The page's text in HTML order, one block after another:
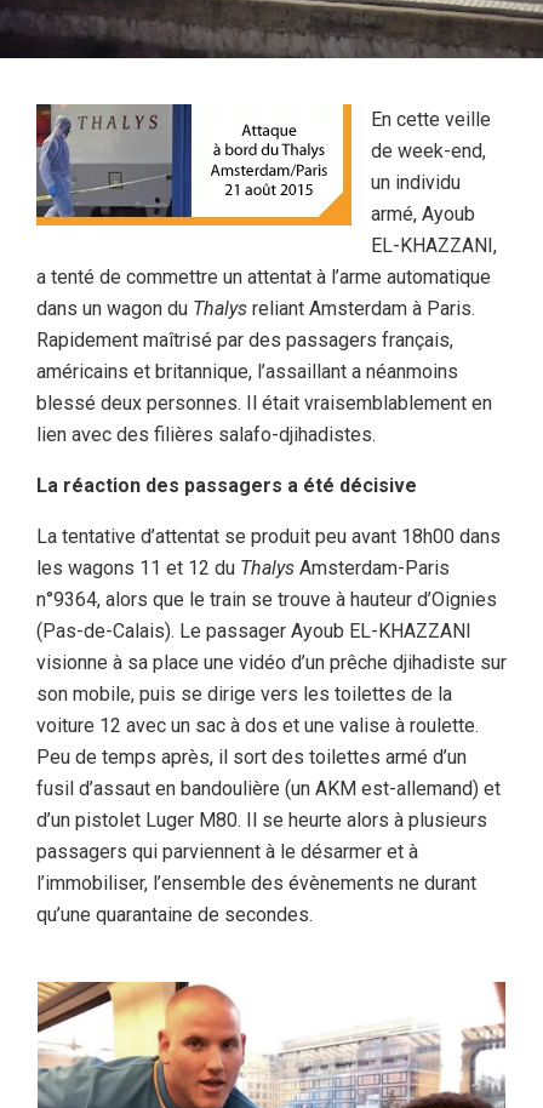
En cette veille
de week-end,
un individu
armé, Ayoub
EL-KHAZZANI,
a tenté de commettre un attentat à l’arme automatique
dans un wagon du Thalys reliant Amsterdam à Paris.
Rapidement maîtrisé par des passagers français,
américains et britannique, l’assaillant a néanmoins
blessé deux personnes. Il était vraisemblablement en
lien avec des filières salafo-djihadistes.
La réaction des passagers a été décisive
La tentative d’attentat se produit peu avant 18h00 dans
les wagons 11 et 12 du Thalys Amsterdam-Paris
n°9364, alors que le train se trouve à hauteur d’Oignies
(Pas-de-Calais). Le passager Ayoub EL-KHAZZANI
visionne à sa place une vidéo d’un prêche djihadiste sur
son mobile, puis se dirige vers les toilettes de la
voiture 12 avec un sac à dos et une valise à roulette.
Peu de temps après, il sort des toilettes armé d’un
fusil d’assaut en bandoulière (un AKM est-allemand) et
d’un pistolet Luger M80. Il se heurte alors à plusieurs
passagers qui parviennent à le désarmer et à
l’immobiliser, l’ensemble des évènements ne durant
qu’une quarantaine de secondes.